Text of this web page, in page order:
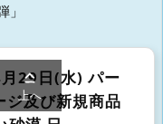
29日(水) パー
ジ及び新規商品

上へ